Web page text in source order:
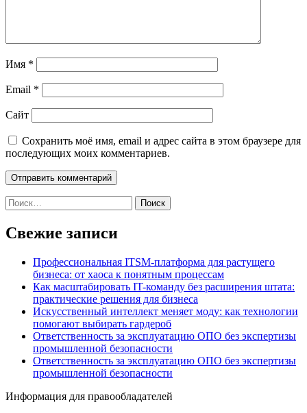
Имя *
Email *
Сайт
Сохранить моё имя, email и адрес сайта в этом браузере для
последующих моих комментариев.
Найти:
Свежие записи
Профессиональная ITSM-платформа для растущего
бизнеса: от хаоса к понятным процессам
Как масштабировать IT-команду без расширения штата:
практические решения для бизнеса
Искусственный интеллект меняет моду: как технологии
помогают выбирать гардероб
Ответственность за эксплуатацию ОПО без экспертизы
промышленной безопасности
Ответственность за эксплуатацию ОПО без экспертизы
промышленной безопасности
Информация для правообладателей